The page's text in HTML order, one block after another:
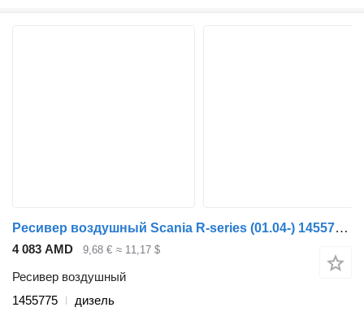
Ресивер воздушный Scania R-series (01.04-) 1455775 для тягача Scania P,G,R,T-series (2004-2017)
4 083 AMD 9,68 € ≈ 11,17 $
Ресивер воздушный
1455775
дизель